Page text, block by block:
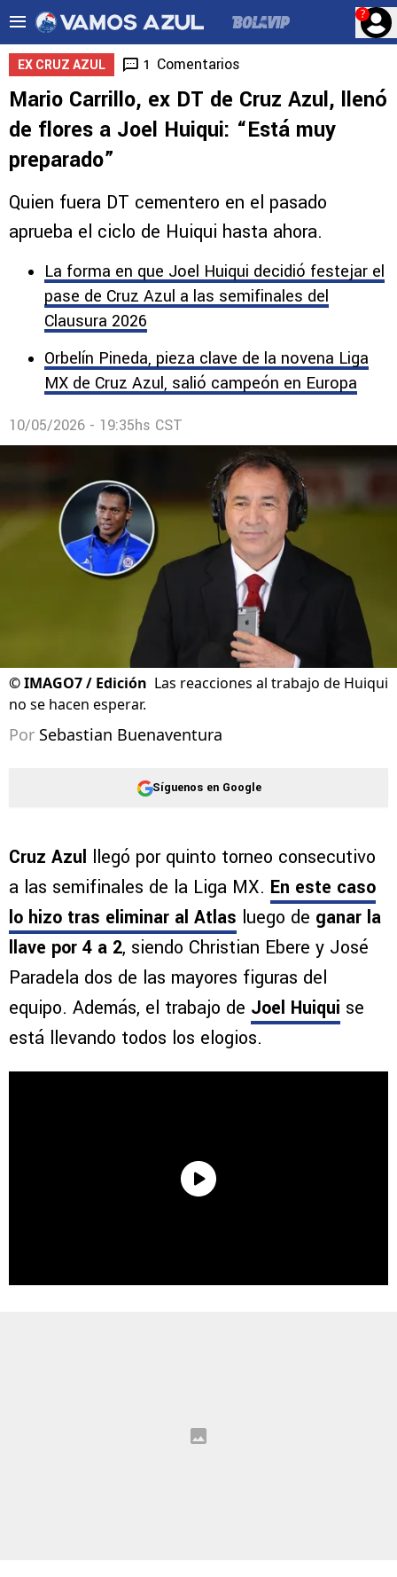
?
EX CRUZ AZUL 1 Comentarios
Mario Carrillo, ex DT de Cruz Azul, llenó
de flores a Joel Huiqui: “Está muy
preparado”
Quien fuera DT cementero en el pasado
aprueba el ciclo de Huiqui hasta ahora.
La forma en que Joel Huiqui decidió festejar el
pase de Cruz Azul a las semifinales del
Clausura 2026
Orbelín Pineda, pieza clave de la novena Liga
MX de Cruz Azul, salió campeón en Europa
10/05/2026 - 19:35hs CST
©IMAGO7 / Edición Las reacciones al trabajo de Huiqui
no se hacen esperar.
Por Sebastian Buenaventura
Síguenos en Google
Cruz Azul llegó por quinto torneo consecutivo
a las semifinales de la Liga MX. En este caso
lo hizo tras eliminar al Atlas luego de ganar la
llave por 4 a 2, siendo Christian Ebere y José
Paradela dos de las mayores figuras del
equipo. Además, el trabajo de Joel Huiqui se
está llevando todos los elogios.